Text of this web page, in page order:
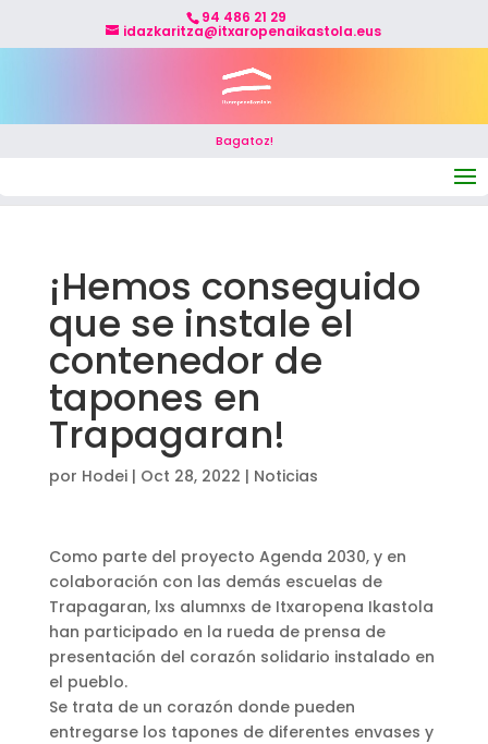
94 486 21 29
idazkaritza@itxaropenaikastola.eus
Bagatoz!
¡Hemos conseguido
que se instale el
contenedor de
tapones en
Trapagaran!
por Hodei| Oct 28, 2022 | Noticias
Como parte del proyecto Agenda 2030, y en
colaboración con las demás escuelas de
Trapagaran, lxs alumnxs de Itxaropena Ikastola
han participado en la rueda de prensa de
presentación del corazón solidario instalado en
el pueblo.
Se trata de un corazón donde pueden
entregarse los tapones de diferentes envases y